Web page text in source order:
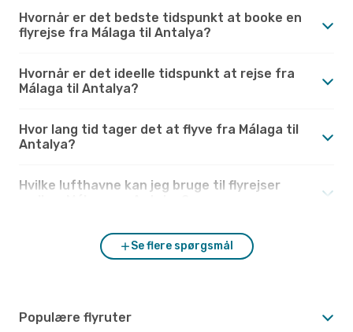
Hvornår er det bedste tidspunkt at booke en
flyrejse fra Málaga til Antalya?
Hvornår er det ideelle tidspunkt at rejse fra
Málaga til Antalya?
Hvor lang tid tager det at flyve fra Málaga til
Antalya?
Hvilke lufthavne kan jeg bruge til flyrejser
Se flere spørgsmål
Populære flyruter